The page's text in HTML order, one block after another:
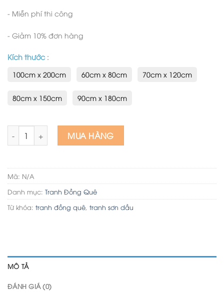
- Miễn phí thi công
- Giảm 10% đơn hàng
Kích thước :
100cm x 200cm
60cm x 80cm 70cm x 120cm
80cm x 150cm 90cm x 180cm
Tranh phong cảnh làng quê, tranh đồng quê thơ mộng qua
MUA HÀNG
Mã: N/A
Danh mục: Tranh Đồng Quê
Từ khóa: tranh đồng quê, tranh sơn dầu
MÔ TẢ
ĐÁNH GIÁ (0)